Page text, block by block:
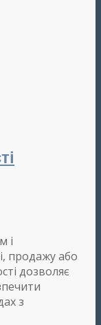
і
продажу або
дозволяє
з